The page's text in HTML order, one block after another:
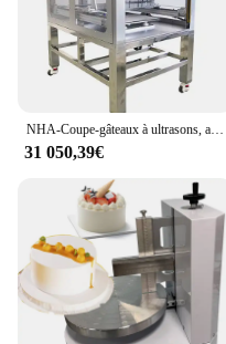
NHA-Coupe-gâteaux à ultrasons, appareil automatique pour découper des gâteaux en éponge
31 050,39€